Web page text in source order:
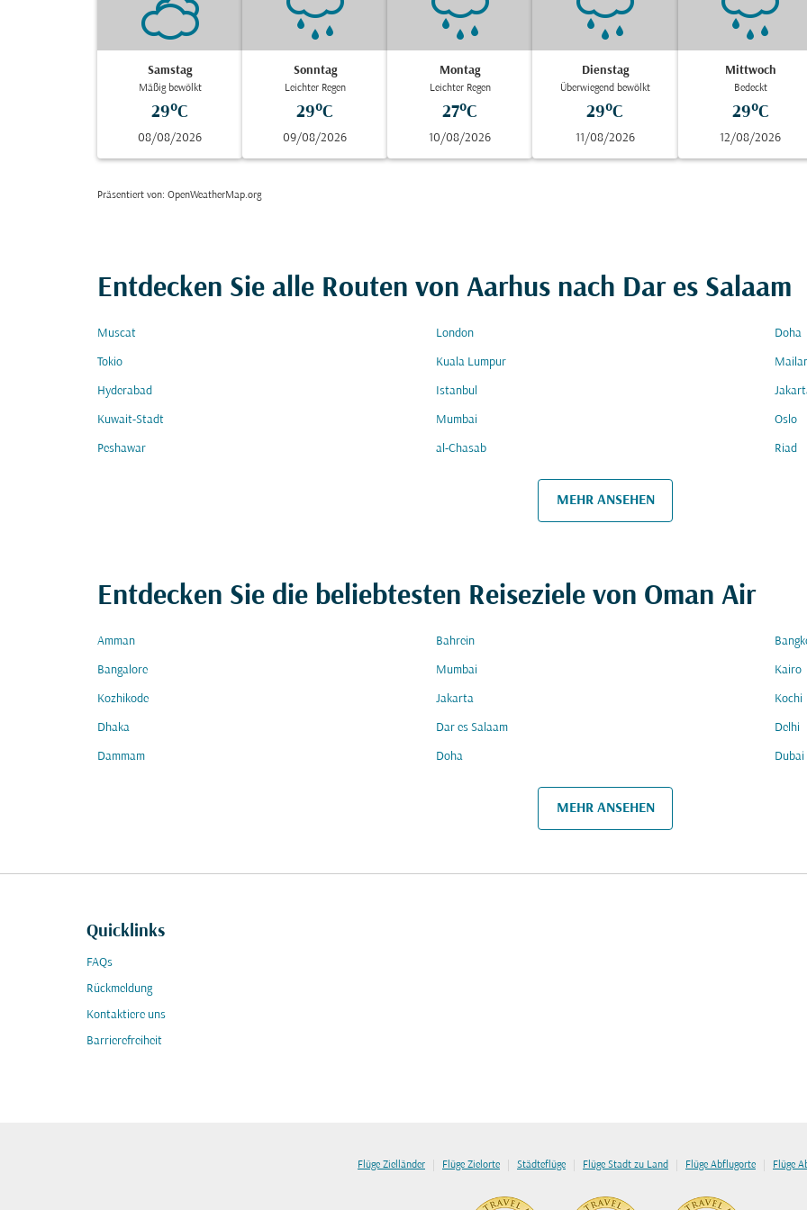
Samstag
Mäßig bewölkt
29°C
08/08/2026
Sonntag
Leichter Regen
29°C
09/08/2026
Montag
Leichter Regen
27°C
10/08/2026
Dienstag
Überwiegend bewölkt
29°C
11/08/2026
Mittwoch
Bedeckt
29°C
12/08/2026
Präsentiert von: OpenWeatherMap.org
Entdecken Sie alle Routen von Aarhus nach Dar es Salaam
Muscat London Doha
Tokio Kuala Lumpur
Hyderabad Istanbul
Kuwait-Stadt Mumbai Oslo
Peshawar al-Chasab Riad
MEHR ANSEHEN
Entdecken Sie die beliebtesten Reiseziele von Oman Air
Amman Bahrein
Bangalore Mumbai Kairo
Kozhikode Jakarta Kochi
Dhaka Dar es Salaam Delhi
Dammam Doha Dubai
MEHR ANSEHEN
Quicklinks
FAQs
Rückmeldung
Kontaktiere uns
Barrierefreiheit
Flüge Zielländer | Flüge Zielorte | Städteflüge | Flüge Stadt zu Land | Flüge Abflugorte | Flüge